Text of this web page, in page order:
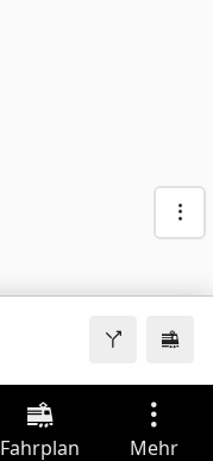
Fahrplan Mehr